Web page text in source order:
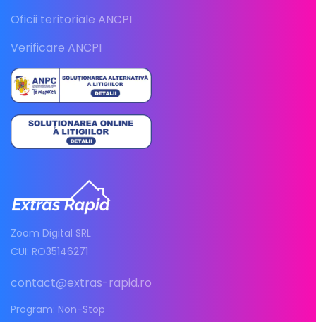
Oficii teritoriale ANCPI
Verificare ANCPI
Zoom Digital SRL
CUI: RO35146271
contact@extras-rapid.ro
Program: Non-Stop